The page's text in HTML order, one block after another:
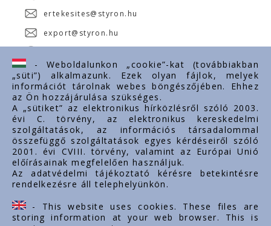
ertekesites@styron.hu
export@styron.hu
Fontos linkek
Rólunk
Dokumentumok
Kapcsolat
Karrier
Cég adatok
Tárhely adatok
Támogatások
- Weboldalunkon „cookie”-kat (továbbiakban
„süti”) alkalmazunk. Ezek olyan fájlok, melyek
információt tárolnak webes böngészőjében. Ehhez
az Ön hozzájárulása szükséges.
A „sütiket” az elektronikus hírközlésről szóló 2003.
évi C. törvény, az elektronikus kereskedelmi
szolgáltatások, az információs társadalommal
összefüggő szolgáltatások egyes kérdéseiről szóló
2001. évi CVIII. törvény, valamint az Európai Unió
előírásainak megfelelően használjuk.
Az adatvédelmi tájékoztató kérésre betekintésre
rendelkezésre áll telephelyünkön.
- This website uses cookies. These files are
storing information at your web browser. This is